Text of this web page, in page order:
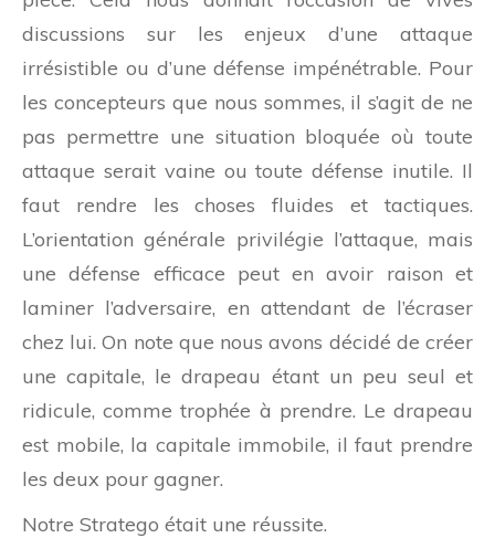
discussions sur les enjeux d’une attaque
irrésistible ou d’une défense impénétrable. Pour
les concepteurs que nous sommes, il s’agit de ne
pas permettre une situation bloquée où toute
attaque serait vaine ou toute défense inutile. Il
faut rendre les choses fluides et tactiques.
L’orientation générale privilégie l’attaque, mais
une défense efficace peut en avoir raison et
laminer l’adversaire, en attendant de l’écraser
chez lui. On note que nous avons décidé de créer
une capitale, le drapeau étant un peu seul et
ridicule, comme trophée à prendre. Le drapeau
est mobile, la capitale immobile, il faut prendre
les deux pour gagner.
Notre Stratego était une réussite.